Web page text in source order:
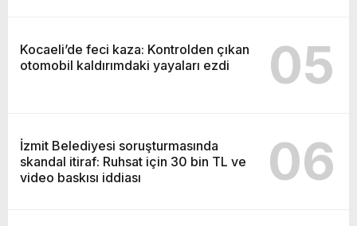
Kocaeli’de feci kaza: Kontrolden çıkan
otomobil kaldırımdaki yayaları ezdi
05
İzmit Belediyesi soruşturmasında
skandal itiraf: Ruhsat için 30 bin TL ve
video baskısı iddiası
06